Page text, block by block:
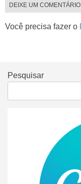
DEIXE UM COMENTÁRIO
Você precisa fazer o
Pesquisar